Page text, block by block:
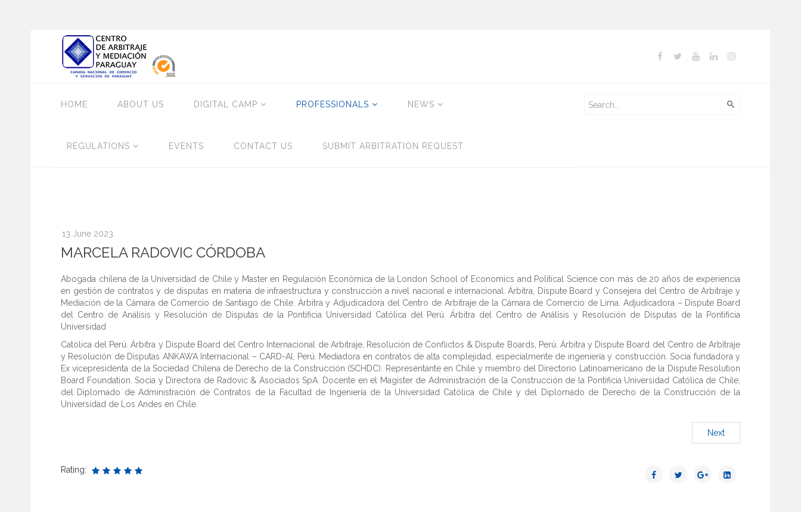
HOME ABOUT US DIGITAL CAMP PROFESSIONALS NEWS
REGULATIONS EVENTS CONTACT US SUBMIT ARBITRATION REQUEST
13 June 2023
MARCELA RADOVIC CÓRDOBA
Abogada chilena de la Universidad de Chile y Master en Regulación Económica de la London School of Economics and Political Science con más de 20 años de experiencia
en gestión de contratos y de disputas en materia de infraestructura y construcción a nivel nacional e internacional. Árbitra, Dispute Board y Consejera del Centro de Arbitraje y
Mediación de la Cámara de Comercio de Santiago de Chile. Árbitra y Adjudicadora del Centro de Arbitraje de la Cámara de Comercio de Lima. Adjudicadora – Dispute Board
del Centro de Análisis y Resolución de Disputas de la Pontificia Universidad Católica del Perú. Árbitra del Centro de Análisis y Resolución de Disputas de la Pontificia
Universidad
Católica del Perú. Árbitra y Dispute Board del Centro Internacional de Arbitraje, Resolución de Conflictos & Dispute Boards, Perú. Árbitra y Dispute Board del Centro de Arbitraje
y Resolución de Disputas ANKAWA Internacional – CARD-AI, Perú. Mediadora en contratos de alta complejidad, especialmente de ingeniería y construcción. Socia fundadora y
Ex vicepresidenta de la Sociedad Chilena de Derecho de la Construcción (SCHDC). Representante en Chile y miembro del Directorio Latinoamericano de la Dispute Resolution
Board Foundation. Socia y Directora de Radovic & Asociados SpA. Docente en el Magister de Administración de la Construcción de la Pontificia Universidad Católica de Chile,
del Diplomado de Administración de Contratos de la Facultad de Ingeniería de la Universidad Católica de Chile y del Diplomado de Derecho de la Construcción de la
Universidad de Los Andes en Chile.
Next
Rating: